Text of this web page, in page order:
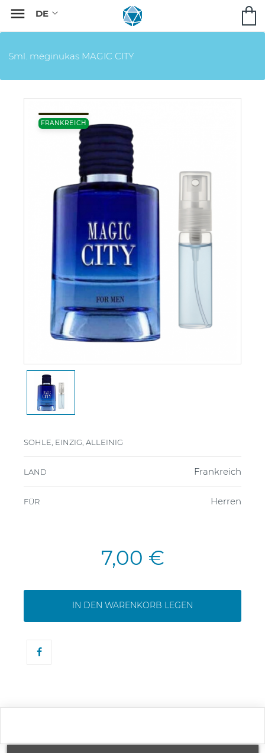

5ml. mėginukas MAGIC CITY
FRANKREICH
SOHLE, EINZIG, ALLEINIG
LAND Frankreich
FÜR Herren
7,00 €
IN DEN WARENKORB LEGEN